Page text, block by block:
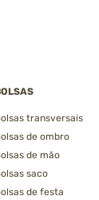
transversais
de ombro
de mão
saco
de festa